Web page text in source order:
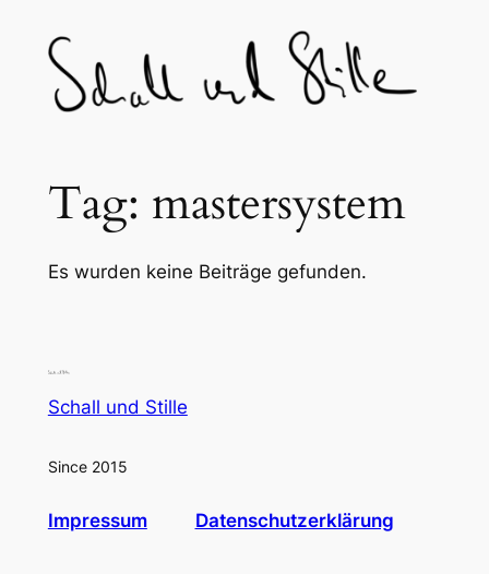
content
Tag: mastersystem
Es wurden keine Beiträge gefunden.
Schall und Stille
Since 2015
Impressum Datenschutzerklärung